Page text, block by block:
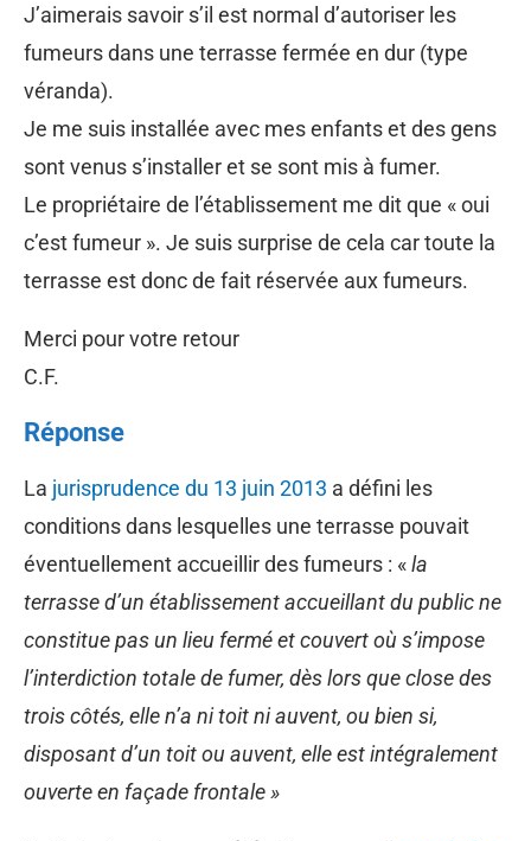
J’aimerais savoir s’il est normal d’autoriser les
fumeurs dans une terrasse fermée en dur (type
véranda).
Je me suis installée avec mes enfants et des gens
sont venus s’installer et se sont mis à fumer.
Le propriétaire de l’établissement me dit que « oui
c’est fumeur ». Je suis surprise de cela car toute la
terrasse est donc de fait réservée aux fumeurs.
Merci pour votre retour
C.F.
Réponse
La jurisprudence du 13 juin 2013 a défini les
conditions dans lesquelles une terrasse pouvait
éventuellement accueillir des fumeurs : «la
terrasse d’un établissement accueillant du public ne
constitue pas un lieu fermé et couvert où s’impose
l’interdiction totale de fumer, dès lors que close des
trois côtés, elle n’a ni toit ni auvent, ou bien si,
disposant d’un toit ou auvent, elle est intégralement
ouverte en façade frontale »